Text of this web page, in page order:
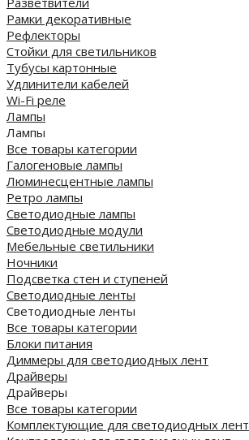
Рамки декоративные
Рефлекторы
Стойки для светильников
Тубусы картонные
Удлинители кабелей
Wi-Fi реле
Лампы
Лампы
Все товары категории
Галогеновые лампы
Люминесцентные лампы
Ретро лампы
Светодиодные лампы
Светодиодные модули
Мебельные светильники
Ночники
Подсветка стен и ступеней
Светодиодные ленты
Светодиодные ленты
Все товары категории
Блоки питания
Диммеры для светодиодных лент
Драйверы
Драйверы
Все товары категории
Комплектующие для светодиодных лент